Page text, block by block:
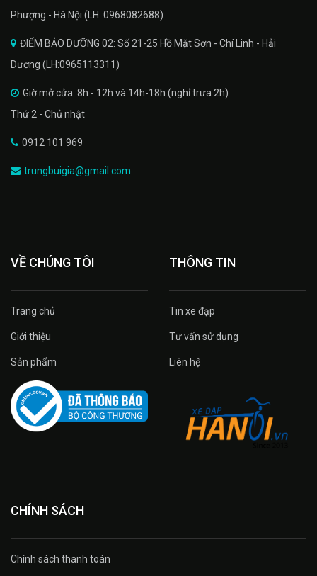
Phượng - Hà Nội (LH: 0968082688)
ĐIỂM BẢO DƯỠNG 02: Số 21-25 Hồ Mặt Sơn - Chí Linh - Hải
Dương (LH:0965113311)
Giờ mở cửa: 8h - 12h và 14h-18h (nghỉ trưa 2h)
Thứ 2 - Chủ nhật
0912 101 969
trungbuigia@gmail.com
VỀ CHÚNG TÔI
Trang chủ
Giới thiệu
Sản phẩm
THÔNG TIN
Tin xe đạp
Tư vấn sử dụng
Liên hệ
CHÍNH SÁCH
Chính sách thanh toán